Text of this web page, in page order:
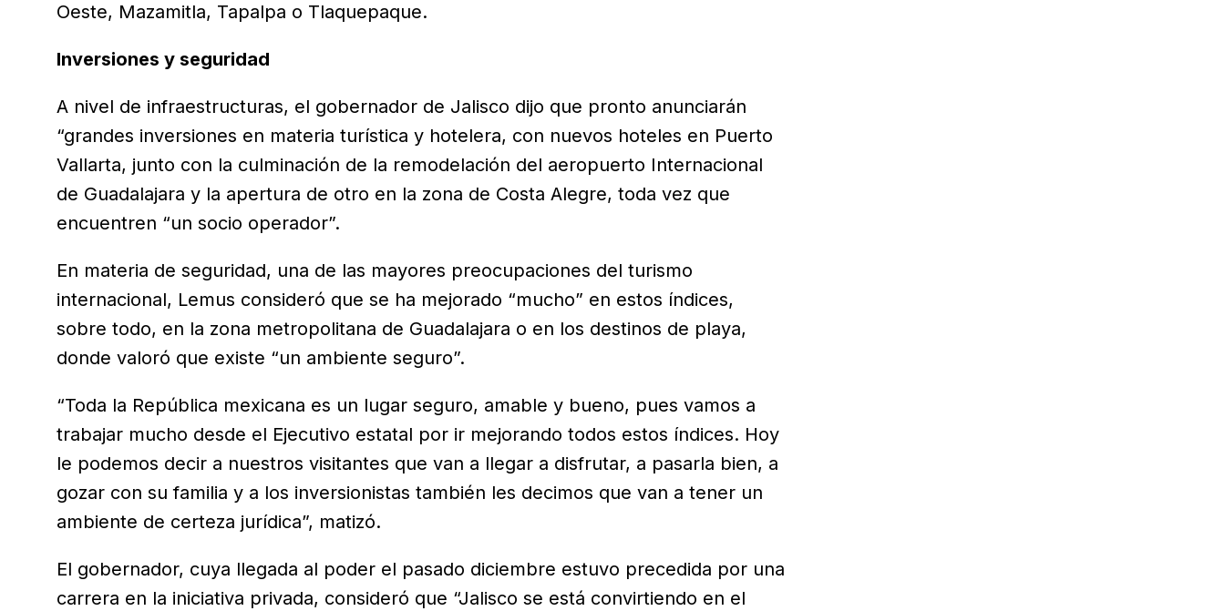
Oeste, Mazamitla, Tapalpa o Tlaquepaque.
Inversiones y seguridad
A nivel de infraestructuras, el gobernador de Jalisco dijo que pronto anunciarán
“grandes inversiones en materia turística y hotelera, con nuevos hoteles en Puerto
Vallarta, junto con la culminación de la remodelación del aeropuerto Internacional
de Guadalajara y la apertura de otro en la zona de Costa Alegre, toda vez que
encuentren “un socio operador”.
En materia de seguridad, una de las mayores preocupaciones del turismo
internacional, Lemus consideró que se ha mejorado “mucho” en estos índices,
sobre todo, en la zona metropolitana de Guadalajara o en los destinos de playa,
donde valoró que existe “un ambiente seguro”.
“Toda la República mexicana es un lugar seguro, amable y bueno, pues vamos a
trabajar mucho desde el Ejecutivo estatal por ir mejorando todos estos índices. Hoy
le podemos decir a nuestros visitantes que van a llegar a disfrutar, a pasarla bien, a
gozar con su familia y a los inversionistas también les decimos que van a tener un
ambiente de certeza jurídica”, matizó.
El gobernador, cuya llegada al poder el pasado diciembre estuvo precedida por una
carrera en la iniciativa privada, consideró que “Jalisco se está convirtiendo en el